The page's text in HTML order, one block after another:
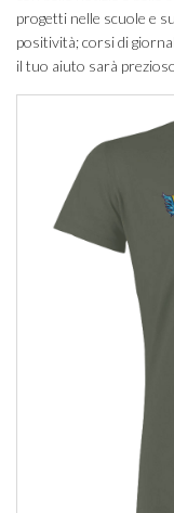
progetti nelle scuole e
positività; corsi di
il tuo aiuto sarà